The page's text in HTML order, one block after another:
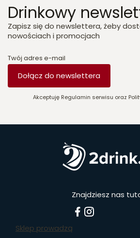
Drinkowy
Zapisz się do newslettera, żeby
nowościach i promocjach
Twój adres e-mail
Dołącz do newslettera
Akceptuję Regulamin serwisu oraz
Znajdziesz nas
Sklep prowadzą